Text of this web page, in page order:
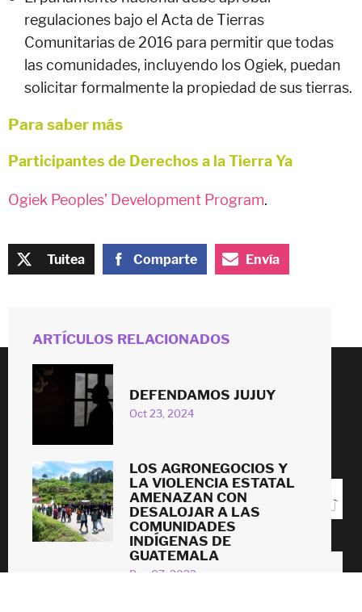
regulaciones bajo el Acta de Tierras
Comunitarias de 2016 para permitir que todas
las comunidades, incluyendo los Ogiek, puedan
solicitar formalmente la propiedad de sus tierras.
Para saber más
Participantes de Derechos a la Tierra Ya
Ogiek Peoples’ Development Program.
Tuitea Comparte Envía
ARTÍCULOS RELACIONADOS
DEFENDAMOS JUJUY
Oct 23, 2024
LOS AGRONEGOCIOS Y
LA VIOLENCIA ESTATAL
AMENAZAN CON
DESALOJAR A LAS
COMUNIDADES
INDÍGENAS DE
GUATEMALA
Dec 07, 2022
© 2026
LAND RIGHTS